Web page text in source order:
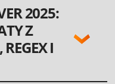
2025:
Z
I